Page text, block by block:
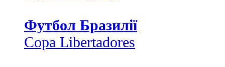
Футбол Бразилії
Copa Libertadores